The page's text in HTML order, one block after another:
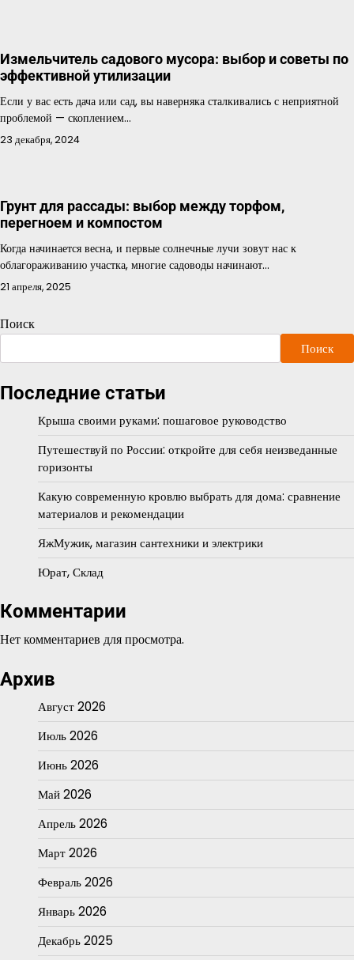
Измельчитель садового мусора: выбор и советы по
эффективной утилизации
Если у вас есть дача или сад, вы наверняка сталкивались с неприятной
проблемой — скоплением…
23 декабря, 2024
Грунт для рассады: выбор между торфом,
перегноем и компостом
Когда начинается весна, и первые солнечные лучи зовут нас к
облагораживанию участка, многие садоводы начинают…
21 апреля, 2025
Поиск
Поиск
Последние статьи
Крыша своими руками: пошаговое руководство
Путешествуй по России: откройте для себя неизведанные
горизонты
Какую современную кровлю выбрать для дома: сравнение
материалов и рекомендации
ЯжМужик, магазин сантехники и электрики
Юрат, Склад
Комментарии
Нет комментариев для просмотра.
Архив
Август 2026
Июль 2026
Июнь 2026
Май 2026
Апрель 2026
Март 2026
Февраль 2026
Январь 2026
Декабрь 2025